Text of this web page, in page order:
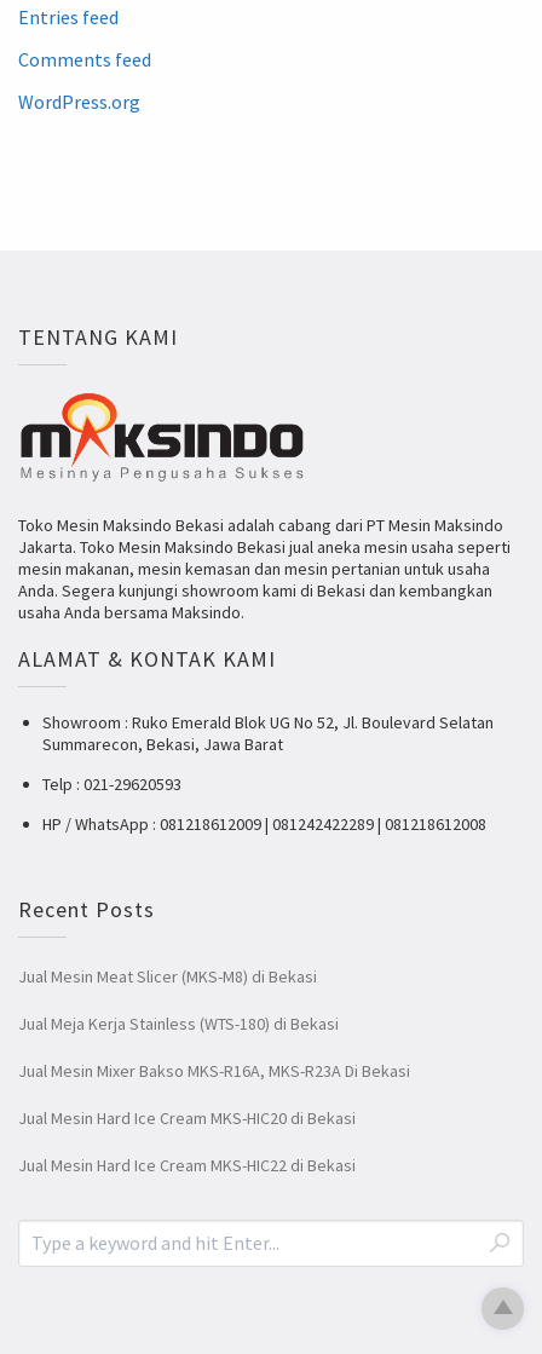
Entries feed
Comments feed
WordPress.org
TENTANG KAMI
Toko Mesin Maksindo Bekasi adalah cabang dari PT Mesin Maksindo
Jakarta. Toko Mesin Maksindo Bekasi jual aneka mesin usaha seperti
mesin makanan, mesin kemasan dan mesin pertanian untuk usaha
Anda. Segera kunjungi showroom kami di Bekasi dan kembangkan
usaha Anda bersama Maksindo.
ALAMAT & KONTAK KAMI
Showroom : Ruko Emerald Blok UG No 52, Jl. Boulevard Selatan
Summarecon, Bekasi, Jawa Barat
Telp : 021-29620593
HP / WhatsApp : 081218612009 | 081242422289 | 081218612008
Recent Posts
Jual Mesin Meat Slicer (MKS-M8) di Bekasi
Jual Meja Kerja Stainless (WTS-180) di Bekasi
Jual Mesin Mixer Bakso MKS-R16A, MKS-R23A Di Bekasi
Jual Mesin Hard Ice Cream MKS-HIC20 di Bekasi
Jual Mesin Hard Ice Cream MKS-HIC22 di Bekasi